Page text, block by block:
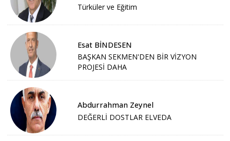
Türküler ve Eğitim
Esat BİNDESEN
BAŞKAN SEKMEN'DEN BİR VİZYON
PROJESİ DAHA
Abdurrahman Zeynel
DEĞERLİ DOSTLAR ELVEDA